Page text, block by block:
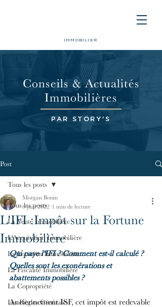
IMMOBILIER
Conseils & Actualités
Immobilières
PAR STORY'S
Post
Tous les posts
La Vente Immobilière
L'Acquisition Immobilière
La Location Immobilière
La Fiscalité Immobilière
La Copropriété
Les Règles Générales
Tous les posts
L'IFI :Impôt sur la Fortune
Immobilière
Morgan Bonin
6 juin 2022 1 min de lecture
Qui paye l'IFI ? Comment est-il calculé ?
Quelles sont les exonérations et
abattements possibles ?
Anciennement ISF, cet impôt est redevable